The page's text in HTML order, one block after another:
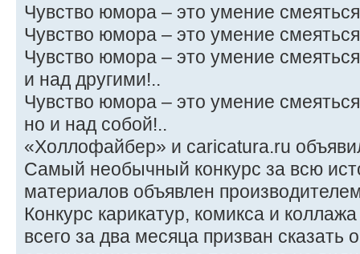
Чувство юмора – это умение
Чувство юмора – это умение
Чувство юмора – это умение
и над другими!..
Чувство юмора – это умение
но и над собой!..
«Холлофайбер» и caricatura.ru
Самый необычный конкурс за всю
материалов объявлен
Конкурс карикатур, комикса и
всего за два месяца призван сказать